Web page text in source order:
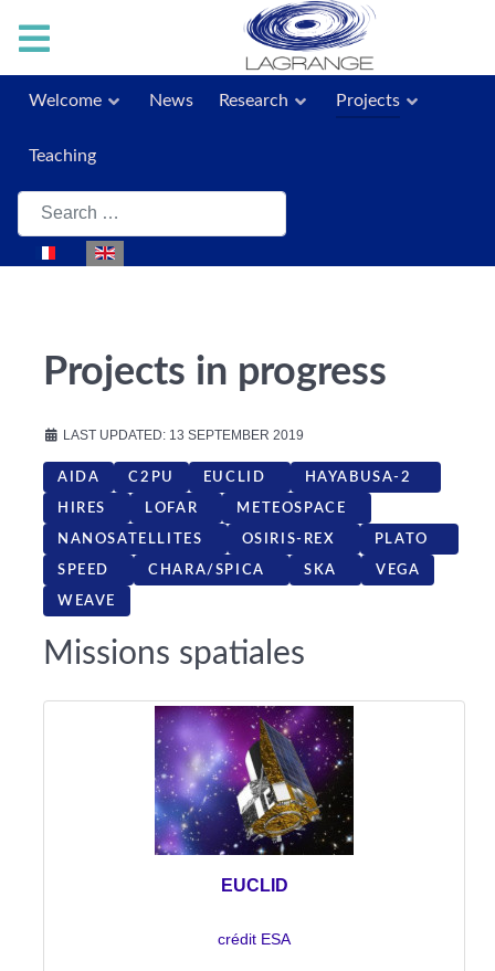
Welcome News Research Projects
Teaching
Search
Select your language
Projects in progress
LAST UPDATED: 13 SEPTEMBER 2019
AIDA C2PU EUCLID HAYABUSA-2
HIRES LOFAR METEOSPACE
NANOSATELLITES OSIRIS-REX PLATO
SPEED CHARA/SPICA SKA VEGA
WEAVE
Missions spatiales
EUCLID
crédit ESA